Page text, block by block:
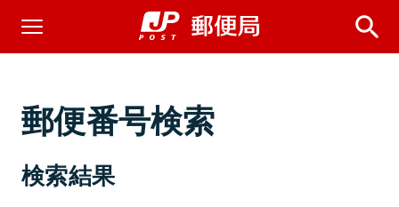
郵便番号検索
検索結果